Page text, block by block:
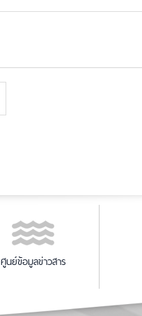
ศูนย์ข้อมูลข่าวสาร